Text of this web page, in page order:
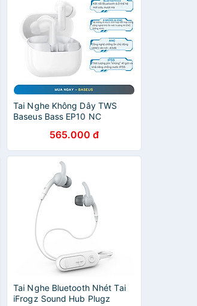
Tai Nghe Không Dây TWS
Baseus Bass EP10 NC
-43dB - Hàng Chính Hãng
565.000 đ
Tai Nghe Bluetooth Nhét Tai
iFrogz Sound Hub Plugz